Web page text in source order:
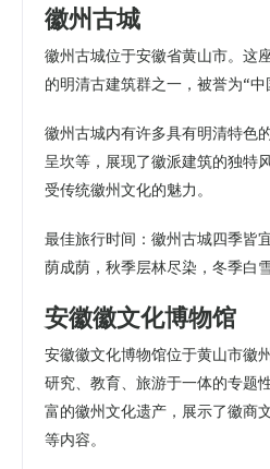
徽州古城
徽州古城位于安徽省黄山市。这
的明清古建筑群之一，被誉为“中
徽州古城内有许多具有明清特色
呈坎等，展现了徽派建筑的独特
受传统徽州文化的魅力。
最佳旅行时间：徽州古城四季皆
荫成荫，秋季层林尽染，冬季白
安徽徽文化博物馆
安徽徽文化博物馆位于黄山市徽
研究、教育、旅游于一体的专题
富的徽州文化遗产，展示了徽商
等内容。